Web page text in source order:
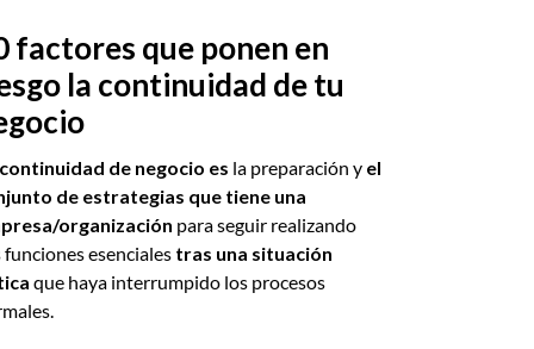
factores que ponen en
la continuidad de tu
de negocio es la preparación y el
de estrategias que tiene una
organización para seguir realizando
funciones esenciales tras una situación
que haya interrumpido los procesos